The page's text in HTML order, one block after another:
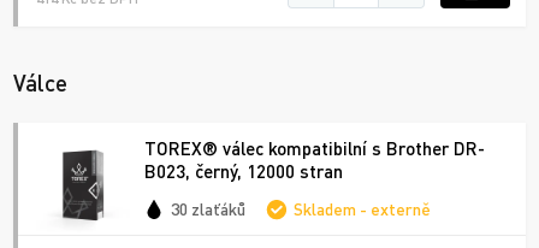
Válce
TOREX® válec kompatibilní s Brother DR-
B023, černý, 12000 stran
30 zlaťáků Skladem - externě